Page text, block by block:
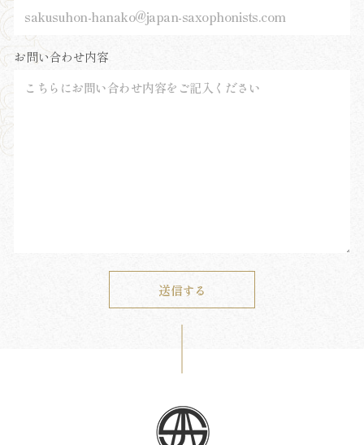
お問い合わせ内容